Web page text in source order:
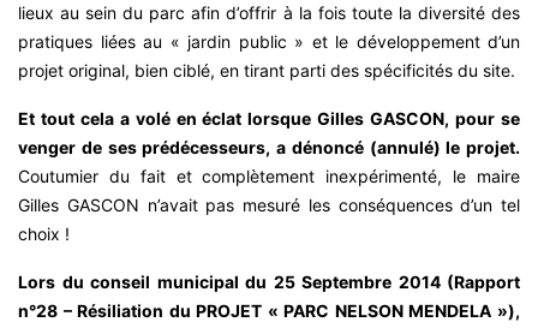
lieux au sein du parc afin d’offrir à la fois toute la diversité des
pratiques liées au « jardin public » et le développement d’un
projet original, bien ciblé, en tirant parti des spécificités du site.
Et tout cela a volé en éclat lorsque Gilles GASCON, pour se
venger de ses prédécesseurs, a dénoncé (annulé) le projet.
Coutumier du fait et complètement inexpérimenté, le maire
Gilles GASCON n’avait pas mesuré les conséquences d’un tel
choix !
Lors du conseil municipal du 25 Septembre 2014 (Rapport
n°28 – Résiliation du PROJET « PARC NELSON MENDELA »),